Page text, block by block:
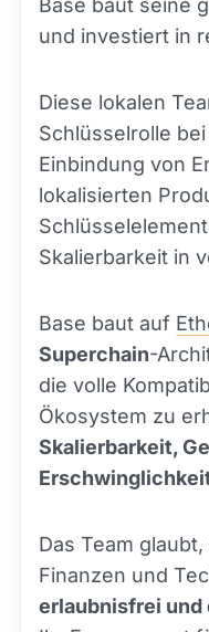
Base baut seine
und investiert in
Diese lokalen
Schlüsselrolle
Einbindung von
lokalisierten
Skalierbarkeit in
Base baut auf
Superchain-
die volle
Ökosystem zu
Skalierbarkeit,
Das Team
Finanzen und
erlaubnisfrei